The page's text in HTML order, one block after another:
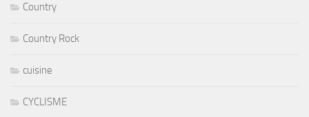
Country
Country Rock
cuisine
CYCLISME